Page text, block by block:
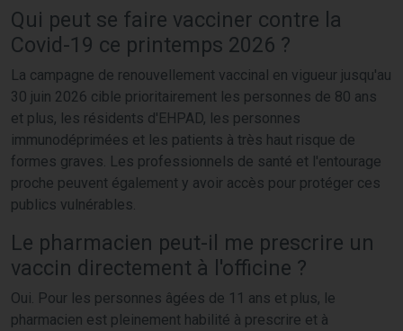
Qui peut se faire vacciner contre la
Covid-19 ce printemps 2026 ?
La campagne de renouvellement vaccinal en vigueur jusqu'au
30 juin 2026 cible prioritairement les personnes de 80 ans
et plus, les résidents d'EHPAD, les personnes
immunodéprimées et les patients à très haut risque de
formes graves. Les professionnels de santé et l'entourage
proche peuvent également y avoir accès pour protéger ces
publics vulnérables.
Le pharmacien peut-il me prescrire un
vaccin directement à l'officine ?
Oui. Pour les personnes âgées de 11 ans et plus, le
pharmacien est pleinement habilité à prescrire et à